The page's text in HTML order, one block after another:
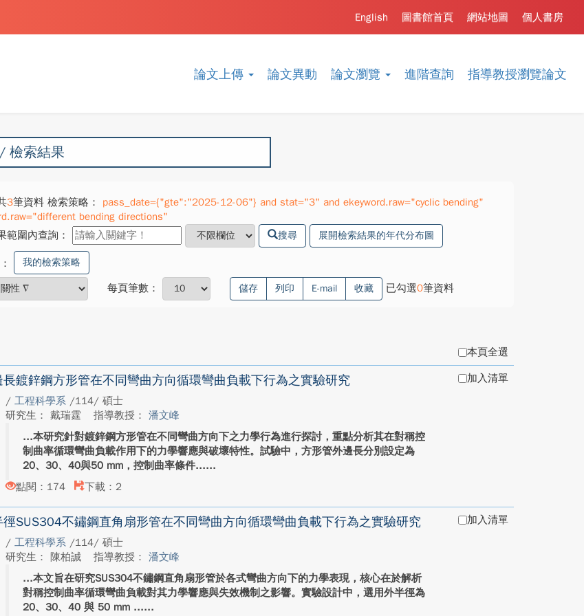
論文上傳 論文異動 論文瀏覽 進階查詢 指導教授瀏覽論文
個人書房
網站地圖
圖書館首頁
English
檢索結果
3筆資料 檢索策略：
pass_date={"gte":"2025-12-06"} and stat="3" and ekeyword.raw="cyclic bending"
bending directions"
範圍內查詢：
搜尋 展開檢索結果的年代分布圖
： 我的檢索策略
每頁筆數： 儲存 列印 E-mail 收藏 已勾選0筆資料
本頁全選
鍍鋅鋼方形管在不同彎曲方向循環彎曲負載下行為之實驗研究
/ 工程科學系 /114/ 碩士
研究生： 戴瑞霆
指導教授： 潘文峰
本研究針對鍍鋅鋼方形管在不同彎曲方向下之力學行為進行探討，重點分析其在對稱控
制曲率循環彎曲負載作用下的力學響應與破壞特性。試驗中，方形管外邊長分別設定為
20、30、40與50 mm，控制曲率條件...
點閱：174
下載：2
加入清單
SUS304不鏽鋼直角扇形管在不同彎曲方向循環彎曲負載下行為之實驗研究
/ 工程科學系 /114/ 碩士
研究生： 陳柏誠
指導教授： 潘文峰
本文旨在研究SUS304不鏽鋼直角扇形管於各式彎曲方向下的力學表現，核心在於解析
對稱控制曲率循環彎曲負載對其力學響應與失效機制之影響。實驗設計中，選用外半徑為
20、30、40 與 50 mm ...
加入清單